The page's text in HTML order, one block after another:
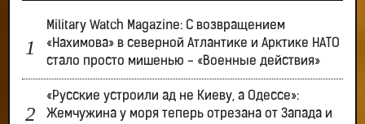
Military Watch Magazine: С возвращением
«Нахимова» в северной Атлантике и Арктике НАТО
стало просто мишенью - «Военные действия»
«Русские устроили ад не Киеву, а Одессе»:
Жемчужина у моря теперь отрезана от Запада и